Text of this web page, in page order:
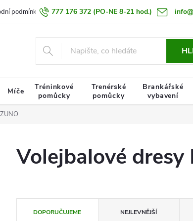
777 176 372 (PO-NE 8-21 hod.)
pomucky.cz
podmínky Zásady zpracování osobních údajů
Míče
Tréninkové
pomůcky
Trenérské
pomůcky
Brankářské
vybavení
Volejbalové dresy
DOPORUČUJEME NEJLEVNĚJŠÍ